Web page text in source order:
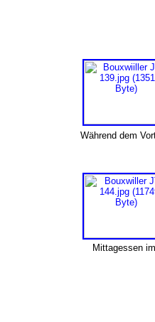
Während dem
Mittagessen